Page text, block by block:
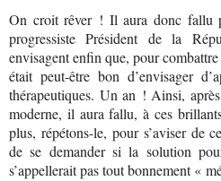
On croit rêver ! Il aura donc fallu
progressiste Président de la
envisagent enfin que, pour
était peut-être bon d’envisager
thérapeutiques. Un an ! Ainsi,
moderne, il aura fallu, à ces
plus, répétons-le, pour s’aviser de
de se demander si la solution
s’appellerait pas tout bonnement «